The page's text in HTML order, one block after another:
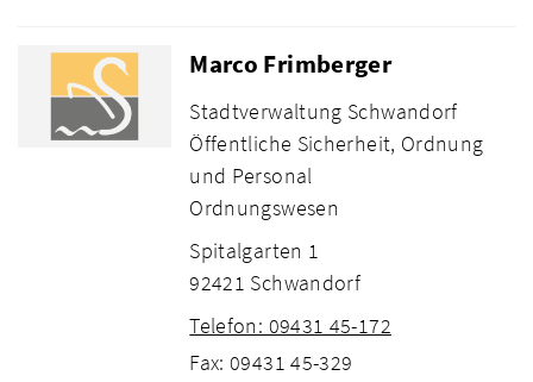
Marco Frimberger
Stadtverwaltung Schwandorf
Öffentliche Sicherheit, Ordnung
und Personal
Ordnungswesen
Spitalgarten 1
92421 Schwandorf
Telefon: 09431 45-172
Fax: 09431 45-329